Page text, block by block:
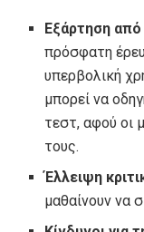
Εξάρτηση από
πρόσφατη
υπερβολική
μπορεί να
τεστ, αφού οι
τους.
Έλλειψη
μαθαίνουν να